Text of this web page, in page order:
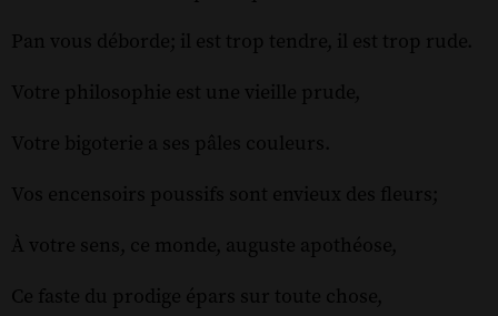
Pan vous déborde; il est trop tendre, il est trop rude.
Votre philosophie est une vieille prude,
Votre bigoterie a ses pâles couleurs.
Vos encensoirs poussifs sont envieux des fleurs;
À votre sens, ce monde, auguste apothéose,
Ce faste du prodige épars sur toute chose,